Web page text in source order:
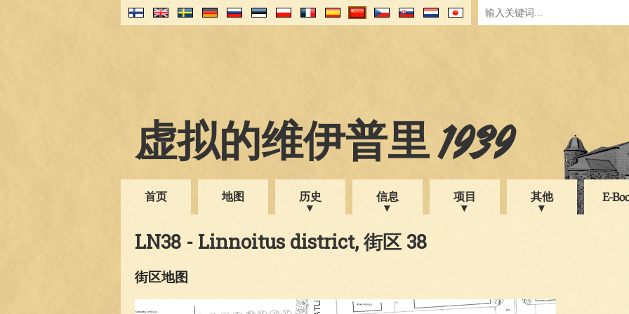
虚拟的维伊普里 1939
首页 地图 历史 信息 项目 其他 E-
LN38 - Linnoitus district, 街区 38
街区地图